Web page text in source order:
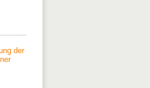
der